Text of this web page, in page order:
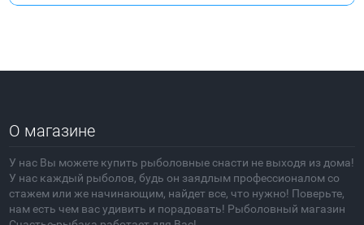
О магазине
У нас Вы можете купить рыболовные снасти не выходя из дома!
У нас каждый рыболов, будь он заядлым профессионалом со
стажем или же начинающим, найдет все, что нужно! Поверьте,
нам есть чем вас удивить и порадовать! Рыболовный магазин